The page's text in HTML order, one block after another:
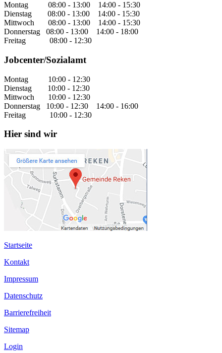
Montag 08:00 - 13:00 14:00 - 15:30
Dienstag 08:00 - 13:00 14:00 - 15:30
Mittwoch 08:00 - 13:00 14:00 - 15:30
Donnerstag 08:00 - 13:00 14:00 - 18:00
Freitag 08:00 - 12:30
Jobcenter/Sozialamt
Montag 10:00 - 12:30
Dienstag 10:00 - 12:30
Mittwoch 10:00 - 12:30
Donnerstag 10:00 - 12:30 14:00 - 16:00
Freitag 10:00 - 12:30
Hier sind wir
Startseite
Kontakt
Impressum
Datenschutz
Barrierefreiheit
Sitemap
Login